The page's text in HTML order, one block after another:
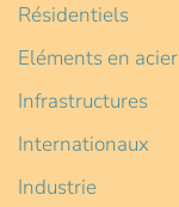
Résidentiels
Eléments en acier
Infrastructures
Internationaux
Industrie